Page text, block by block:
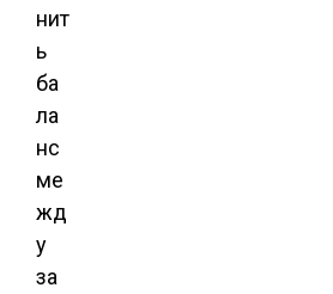
нит
ь
ба
ла
нс
ме
жд
у
за